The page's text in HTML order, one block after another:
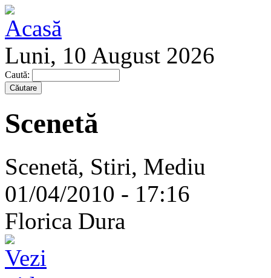
Luni, 10 August 2026
Caută:
Scenetă
Scenetă, Stiri, Mediu
01/04/2010 - 17:16
Florica Dura